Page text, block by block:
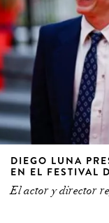
DIEGO LUNA
EN EL FESTIVAL
El actor y director